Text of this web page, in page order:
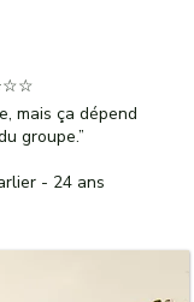
mais ça dépend
groupe.”
- 24 ans